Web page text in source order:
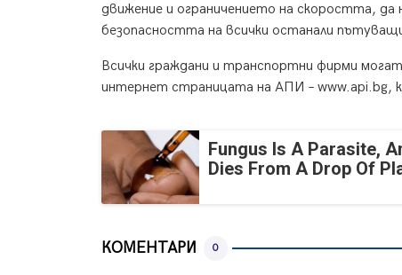
движение и ограничението на скоростта,
безопасността на всички останали
Всички граждани и транспортни фирми
интернет страницата на АПИ – www.api.bg,
Fungus Is A Parasite,
Dies From A Drop Of
КОМЕНТАРИ 0